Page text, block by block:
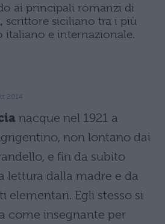
ai principali romanzi di
scrittore siciliano tra i più
italiano e internazionale.
2014
nacque nel 1921 a
non lontano dai
e fin da subito
lettura dalla madre e da
elementari. Egli stesso si
come insegnante per